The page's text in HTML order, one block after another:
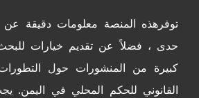
توفرهذه المنصة معلومات دقيقة
حدى ، فضلاً عن تقديم خيارات
كبيرة من المنشورات حول التطورات
القانوني للحكم المحلي في اليمن.